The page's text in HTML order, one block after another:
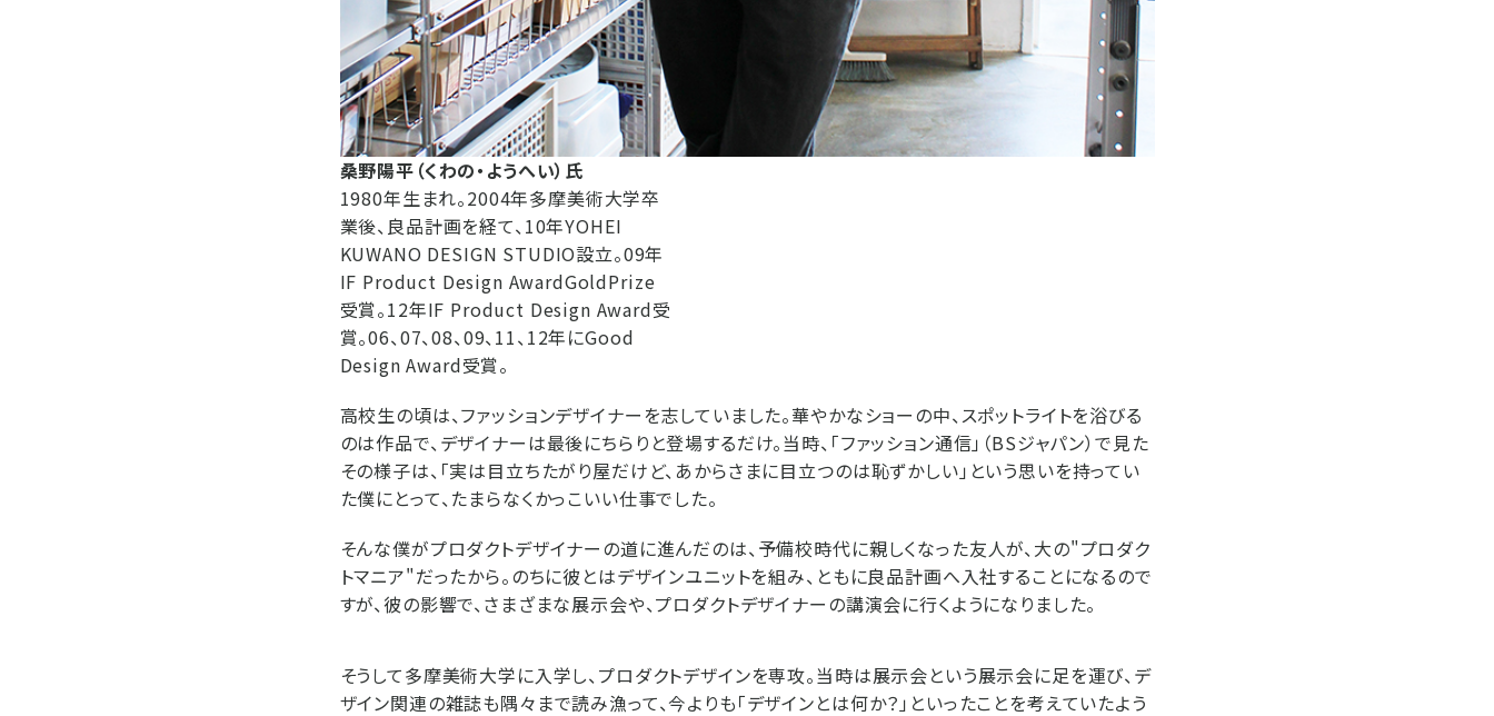
桑野陽平（くわの・ようへい）氏
1980年生まれ。2004年多摩美術大学卒
業後、良品計画を経て、10年YOHEI
KUWANO DESIGN STUDIO設立。09年
IF Product Design AwardGoldPrize
受賞。12年IF Product Design Award受
賞。06、07、08、09、11、12年にGood
Design Award受賞。
高校生の頃は、ファッションデザイナーを志していました。華やかなショーの中、スポットライトを浴びる
のは作品で、デザイナーは最後にちらりと登場するだけ。当時、「ファッション通信」（BSジャパン）で見た
その様子は、「実は目立ちたがり屋だけど、あからさまに目立つのは恥ずかしい」という思いを持ってい
た僕にとって、たまらなくかっこいい仕事でした。
そんな僕がプロダクトデザイナーの道に進んだのは、予備校時代に親しくなった友人が、大の"プロダク
トマニア"だったから。のちに彼とはデザインユニットを組み、ともに良品計画へ入社することになるので
すが、彼の影響で、さまざまな展示会や、プロダクトデザイナーの講演会に行くようになりました。
そうして多摩美術大学に入学し、プロダクトデザインを専攻。当時は展示会という展示会に足を運び、デ
ザイン関連の雑誌も隅々まで読み漁って、今よりも「デザインとは何か？」といったことを考えていたよう